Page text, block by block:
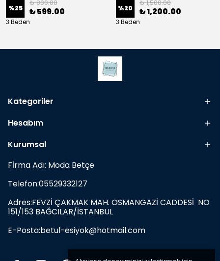
%25
₺ 800.00
₺ 599.00
3 Beden
%20
₺ 1,500.00
₺ 1,200.00
3 Beden
Kategoriler
Hesabım
Kurumsal
Fİrma Adı: Moda Betçe
Telefon:05529332127
Adres:FEVZİ ÇAKMAK MAH. OSMANGAZİ CADDESİ NO
151/153 BAĞCILAR/İSTANBUL
E-Posta:betul-esiyok@hotmail.com